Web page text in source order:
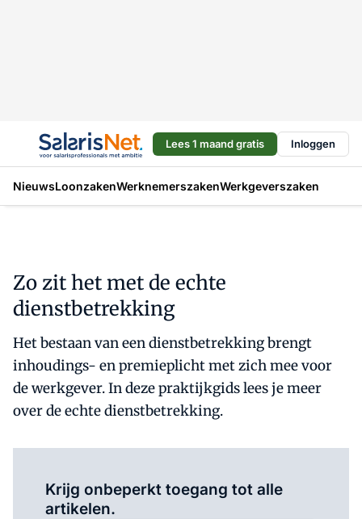
Lees 1 maand gratis Inloggen
NieuwsLoonzakenWerknemerszakenWerkgeverszaken
Zo zit het met de echte
dienstbetrekking
Het bestaan van een dienstbetrekking brengt
inhoudings- en premieplicht met zich mee voor
de werkgever. In deze praktijkgids lees je meer
over de echte dienstbetrekking.
Krijg onbeperkt toegang tot alle
artikelen.